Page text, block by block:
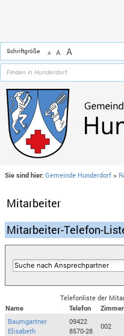
Schriftgröße A A A
Sie sind hier: Gemeinde Hunderdorf >
Mitarbeiter
Mitarbeiter-Telefon-
Telefonliste der
Name
Telefon Zimmer
Baumgartner
Elisabeth
09422
8570-28
002